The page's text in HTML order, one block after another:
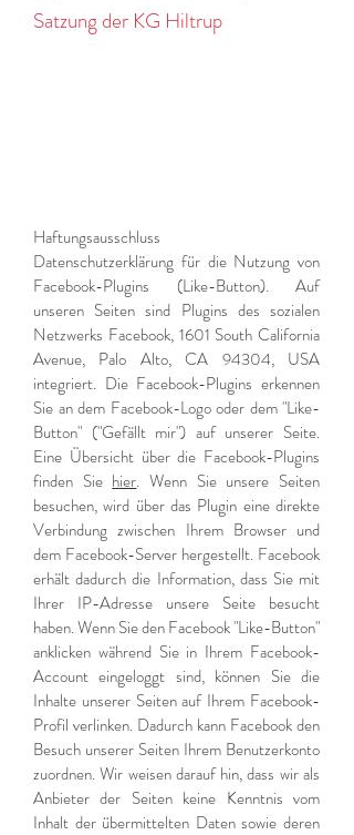
Satzung der KG Hiltrup
Haftungsausschluss
Datenschutzerklärung für die Nutzung von
Facebook-Plugins (Like-Button). Auf
unseren Seiten sind Plugins des sozialen
Netzwerks Facebook, 1601 South California
Avenue, Palo Alto, CA 94304, USA
integriert. Die Facebook-Plugins erkennen
Sie an dem Facebook-Logo oder dem "Like-
Button" ("Gefällt mir") auf unserer Seite.
Eine Übersicht über die Facebook-Plugins
finden Sie hier. Wenn Sie unsere Seiten
besuchen, wird über das Plugin eine direkte
Verbindung zwischen Ihrem Browser und
dem Facebook-Server hergestellt. Facebook
erhält dadurch die Information, dass Sie mit
Ihrer IP-Adresse unsere Seite besucht
haben. Wenn Sie den Facebook "Like-Button"
anklicken während Sie in Ihrem Facebook-
Account eingeloggt sind, können Sie die
Inhalte unserer Seiten auf Ihrem Facebook-
Profil verlinken. Dadurch kann Facebook den
Besuch unserer Seiten Ihrem Benutzerkonto
zuordnen. Wir weisen darauf hin, dass wir als
Anbieter der Seiten keine Kenntnis vom
Inhalt der übermittelten Daten sowie deren